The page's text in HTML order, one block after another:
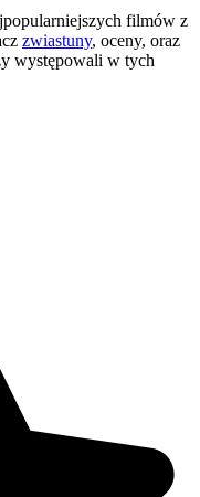
filmów z
zwiastuny, oceny, oraz
występowali w tych